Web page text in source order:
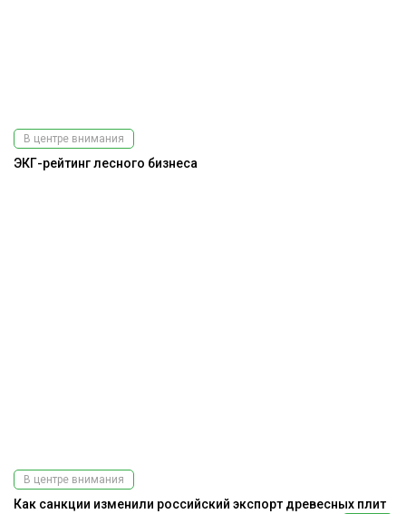
В центре внимания
ЭКГ-рейтинг лесного бизнеса
В центре внимания
Как санкции изменили российский экспорт древесных плит